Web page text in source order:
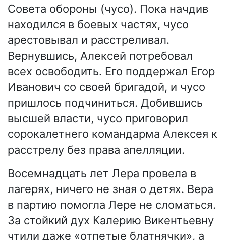
Совета обороны (чусо). Пока начдив
находился в боевых частях, чусо
арестовывал и расстреливал.
Вернувшись, Алексей потребовал
всех освободить. Его поддержал Егор
Иванович со своей бригадой, и чусо
пришлось подчиниться. Добившись
высшей власти, чусо приговорил
сорокалетнего командарма Алексея к
расстрелу без права апелляции.
Восемнадцать лет Лера провела в
лагерях, ничего не зная о детях. Вера
в партию помогла Лере не сломаться.
За стойкий дух Калерию Викентьевну
чтили даже «отпетые блатнячки», а